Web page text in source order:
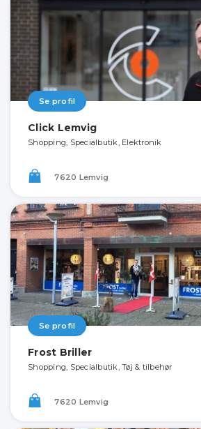
Se profil
Click Lemvig
Shopping, Specialbutik, Elektronik
7620 Lemvig
Se profil
Frost Briller
Shopping, Specialbutik, Tøj & tilbehør
7620 Lemvig